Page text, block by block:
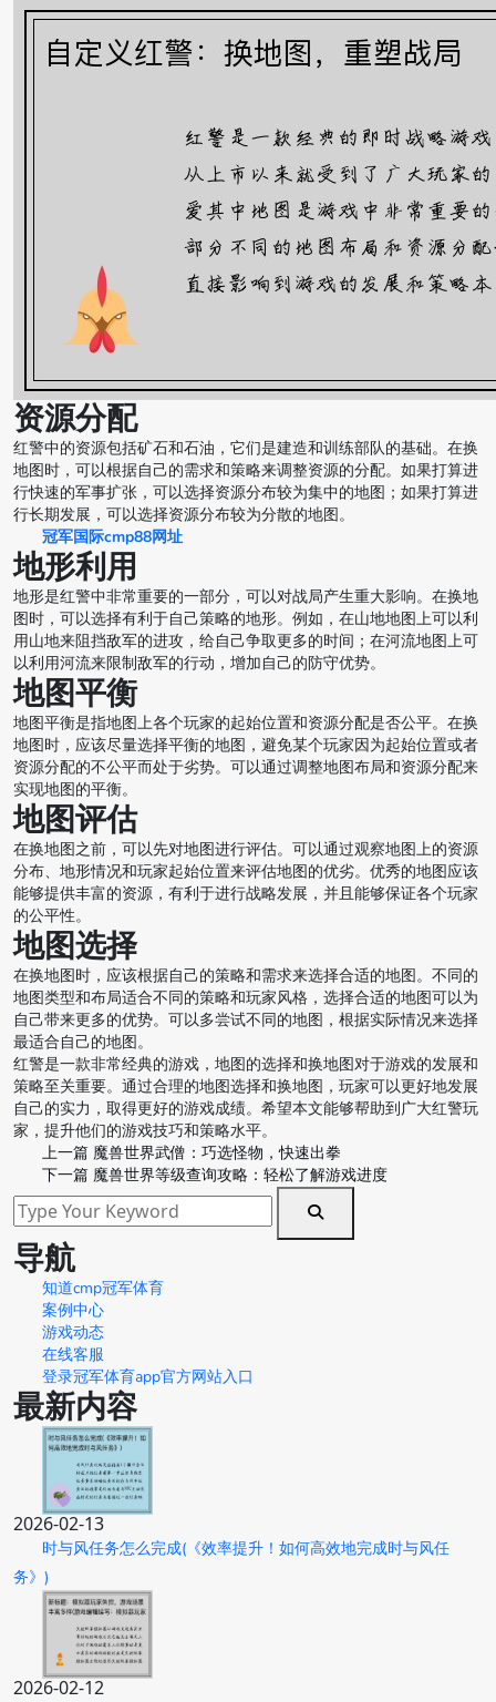
资源分配
红警中的资源包括矿石和石油，它们是建造和训练部队的基础。在换
地图时，可以根据自己的需求和策略来调整资源的分配。如果打算进
行快速的军事扩张，可以选择资源分布较为集中的地图；如果打算进
行长期发展，可以选择资源分布较为分散的地图。
冠军国际cmp88网址
地形利用
地形是红警中非常重要的一部分，可以对战局产生重大影响。在换地
图时，可以选择有利于自己策略的地形。例如，在山地地图上可以利
用山地来阻挡敌军的进攻，给自己争取更多的时间；在河流地图上可
以利用河流来限制敌军的行动，增加自己的防守优势。
地图平衡
地图平衡是指地图上各个玩家的起始位置和资源分配是否公平。在换
地图时，应该尽量选择平衡的地图，避免某个玩家因为起始位置或者
资源分配的不公平而处于劣势。可以通过调整地图布局和资源分配来
实现地图的平衡。
地图评估
在换地图之前，可以先对地图进行评估。可以通过观察地图上的资源
分布、地形情况和玩家起始位置来评估地图的优劣。优秀的地图应该
能够提供丰富的资源，有利于进行战略发展，并且能够保证各个玩家
的公平性。
地图选择
在换地图时，应该根据自己的策略和需求来选择合适的地图。不同的
地图类型和布局适合不同的策略和玩家风格，选择合适的地图可以为
自己带来更多的优势。可以多尝试不同的地图，根据实际情况来选择
最适合自己的地图。
红警是一款非常经典的游戏，地图的选择和换地图对于游戏的发展和
策略至关重要。通过合理的地图选择和换地图，玩家可以更好地发展
自己的实力，取得更好的游戏成绩。希望本文能够帮助到广大红警玩
家，提升他们的游戏技巧和策略水平。
上一篇 魔兽世界武僧：巧选怪物，快速出拳
下一篇 魔兽世界等级查询攻略：轻松了解游戏进度
导航
知道cmp冠军体育
案例中心
游戏动态
在线客服
登录冠军体育app官方网站入口
最新内容
2026-02-13
时与风任务怎么完成(《效率提升！如何高效地完成时与风任
务》)
2026-02-12